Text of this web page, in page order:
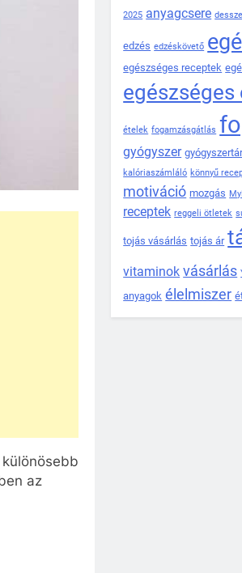
az
2025 anyagcsere
edzés edzéskövető
egészséges receptek
egészséges
ételek fogamzásgátlás
gyógyszer
kalóriaszámláló könnyű
motiváció mozgás
receptek reggeli ötletek
tojás vásárlás tojás ár
vitaminok vásárlás
anyagok élelmiszer